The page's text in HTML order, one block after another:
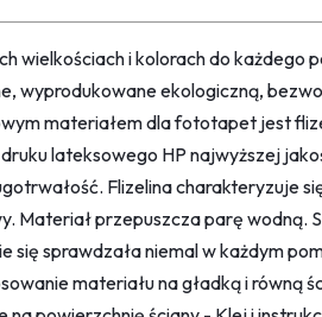
wielkościach i kolorach do każdego
wyprodukowane ekologiczną,
materiałem dla fototapet jest
lateksowego HP najwyższej
Flizelina charakteryzuje
Materiał przepuszcza parę wodną.
się sprawdzała niemal w każdym
materiału na gładką i równą